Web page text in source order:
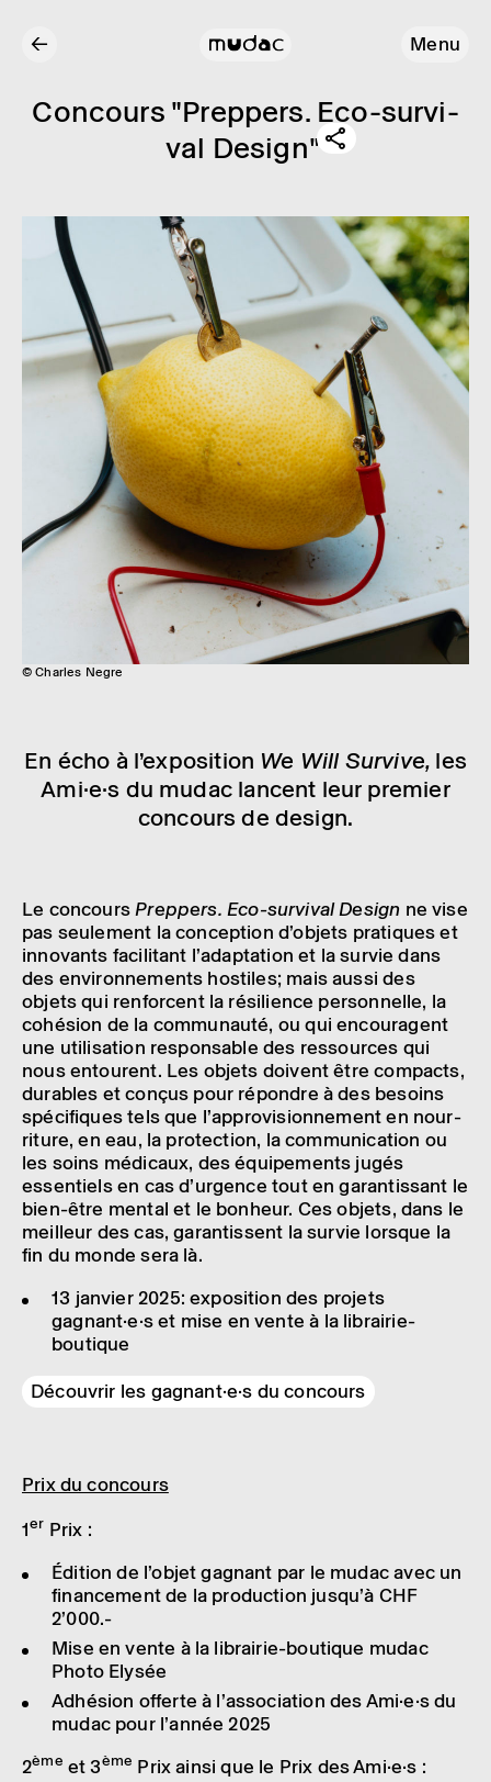
← Menu
Concours "Prep­pers. Eco-survi­
val Design"
© Charles Negre
En écho à l’ex­po­si­tion We Will Survive, les
Ami·e·s du mudac lancent leur premier
concours de design.
Le concoursPrep­pers. Eco-survi­val Design ne vise
pas seule­ment la concep­tion d’objets pratiques et
inno­vants faci­li­tant l’adap­ta­tion et la survie dans
des envi­ron­ne­ments hostiles; mais aussi des
objets qui renforcent la rési­lience person­nelle, la
cohé­sion de la commu­nauté, ou qui encou­ragent
une utili­sa­tion respon­sable des ressources qui
nous entourent. Les objets doivent être compacts,
durables et conçus pour répondre à des besoins
spéci­fiques tels que l’ap­pro­vi­sion­ne­ment en nour­
ri­ture, en eau, la protec­tion, la commu­ni­ca­tion ou
les soins médi­caux, des équi­pe­ments jugés
essen­tiels en cas d’ur­gence tout en garan­tis­sant le
bien-être mental et le bonheur. Ces objets, dans le
meilleur des cas, garan­tissent la survie lorsque la
fin du monde sera là.
13 janvier 2025: expo­si­tion des projets
gagnant·e·s et mise en vente à la librai­rie-
boutique
Découvrir les gagnant·e·s du concours
Prix du concours
1er Prix :
Édition de l’objet gagnant par le mudac avec un
finan­ce­ment de la produc­tion jusqu’à CHF
2’000.-
Mise en vente à la librai­rie-boutique mudac
Photo Elysée
Adhé­sion offerte à l’as­so­cia­tion des Ami·e·s du
mudac pour l’an­née 2025
2ème et 3ème Prix ainsi que le Prix des Ami·e·s :